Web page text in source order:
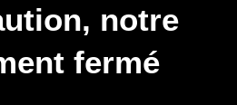
notre
fermé